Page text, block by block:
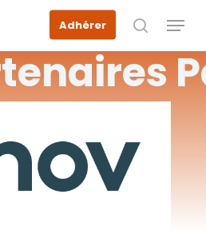
Adhérer
recherche
Menu